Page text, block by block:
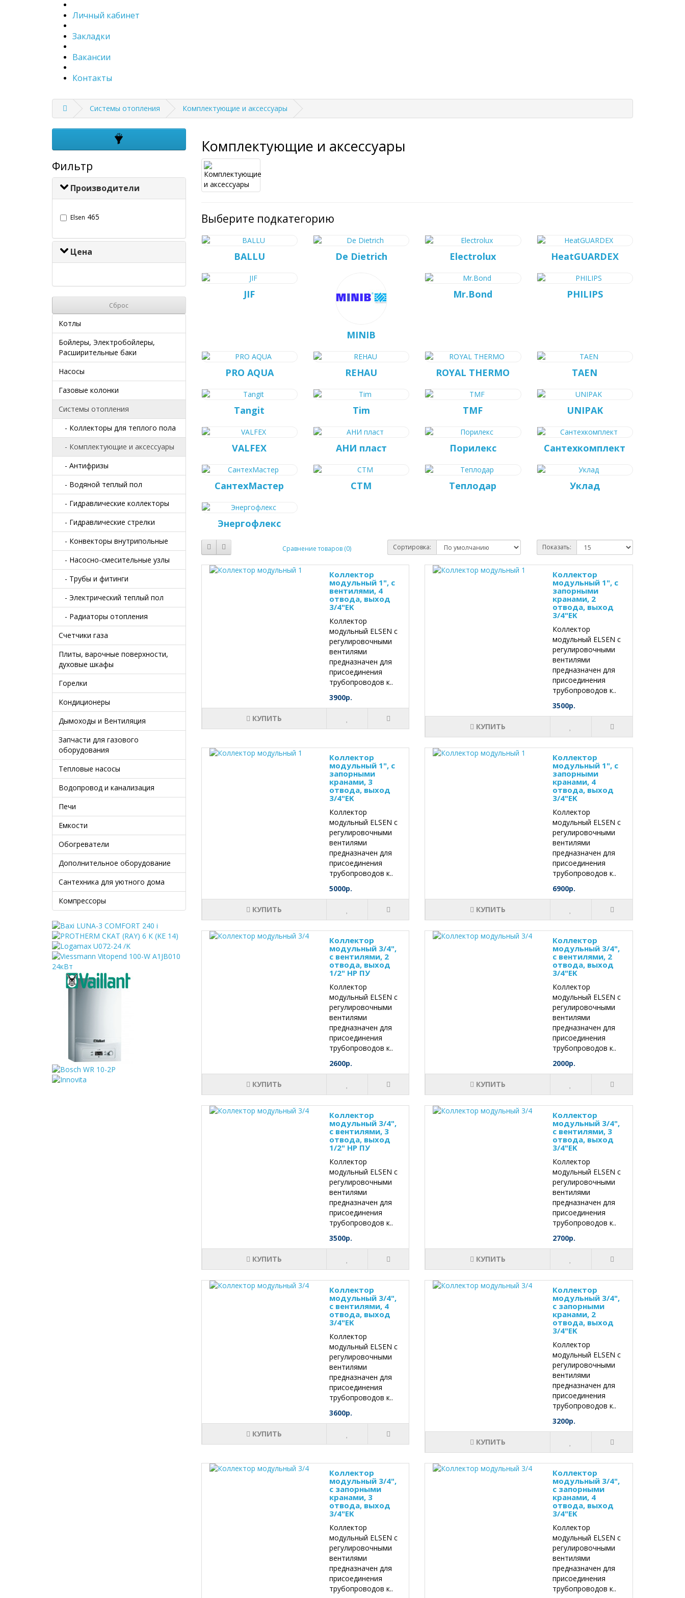
Личный кабинет
Закладки
Вакансии
Контакты
Системы отопления Комплектующие и аксессуары
Фильтр
Производители
Elsen 465
Цена
Сброс
Котлы
Бойлеры, Электробойлеры,
Расширительные баки
Насосы
Газовые колонки
Системы отопления
- Коллекторы для теплого пола
- Комплектующие и аксессуары
- Антифризы
- Водяной теплый пол
- Гидравлические коллекторы
- Гидравлические стрелки
- Конвекторы внутрипольные
- Насосно-смесительные узлы
- Трубы и фитинги
- Электрический теплый пол
- Радиаторы отопления
Счетчики газа
Плиты, варочные поверхности,
духовые шкафы
Горелки
Кондиционеры
Дымоходы и Вентиляция
Запчасти для газового
оборудования
Тепловые насосы
Водопровод и канализация
Печи
Емкости
Обогреватели
Дополнительное оборудование
Сантехника для уютного дома
Компрессоры
Комплектующие и аксессуары
Выберите подкатегорию
BALLU De Dietrich Electrolux HeatGUARDEX
JIF
MINIB
Mr.Bond PHILIPS
PRO AQUA REHAU ROYAL THERMO TAEN
Tangit Tim TMF UNIPAK
VALFEX АНИ пласт Порилекс Сантехкомплект
СантехМастер СТМ Теплодар Уклад
Энергофлекс
Сравнение товаров (0) Сортировка: Показать:
Коллектор
модульный 1", с
вентилями, 4
отвода, выход
3/4"EK
Коллектор
модульный ELSEN с
регулировочными
вентилями
предназначен для
присоединения
трубопроводов к..
3900р.
КУПИТЬ
Коллектор
модульный 1", с
запорными
кранами, 2
отвода, выход
3/4"EK
Коллектор
модульный ELSEN с
регулировочными
вентилями
предназначен для
присоединения
трубопроводов к..
3500р.
КУПИТЬ
Коллектор
модульный 1", с
запорными
кранами, 3
отвода, выход
3/4"EK
Коллектор
модульный ELSEN с
регулировочными
вентилями
предназначен для
присоединения
трубопроводов к..
5000р.
КУПИТЬ
Коллектор
модульный 1", с
запорными
кранами, 4
отвода, выход
3/4"EK
Коллектор
модульный ELSEN с
регулировочными
вентилями
предназначен для
присоединения
трубопроводов к..
6900р.
КУПИТЬ
Коллектор
модульный 3/4",
с вентилями, 2
отвода, выход
1/2" НР ПУ
Коллектор
модульный ELSEN с
регулировочными
вентилями
предназначен для
присоединения
трубопроводов к..
2600р.
КУПИТЬ
Коллектор
модульный 3/4",
с вентилями, 2
отвода, выход
3/4"EK
Коллектор
модульный ELSEN с
регулировочными
вентилями
предназначен для
присоединения
трубопроводов к..
2000р.
КУПИТЬ
Коллектор
модульный 3/4",
с вентилями, 3
отвода, выход
1/2" НР ПУ
Коллектор
модульный ELSEN с
регулировочными
вентилями
предназначен для
присоединения
трубопроводов к..
3500р.
КУПИТЬ
Коллектор
модульный 3/4",
с вентилями, 3
отвода, выход
3/4"EK
Коллектор
модульный ELSEN с
регулировочными
вентилями
предназначен для
присоединения
трубопроводов к..
2700р.
КУПИТЬ
Коллектор
модульный 3/4",
с вентилями, 4
отвода, выход
3/4"EK
Коллектор
модульный ELSEN с
регулировочными
вентилями
предназначен для
присоединения
трубопроводов к..
3600р.
КУПИТЬ
Коллектор
модульный 3/4",
с запорными
кранами, 2
отвода, выход
3/4"EK
Коллектор
модульный ELSEN с
регулировочными
вентилями
предназначен для
присоединения
трубопроводов к..
3200р.
КУПИТЬ
Коллектор
модульный 3/4",
с запорными
кранами, 3
отвода, выход
3/4"EK
Коллектор
модульный ELSEN с
регулировочными
вентилями
предназначен для
присоединения
трубопроводов к..
Коллектор
модульный 3/4",
с запорными
кранами, 4
отвода, выход
3/4"EK
Коллектор
модульный ELSEN с
регулировочными
вентилями
предназначен для
присоединения
трубопроводов к..